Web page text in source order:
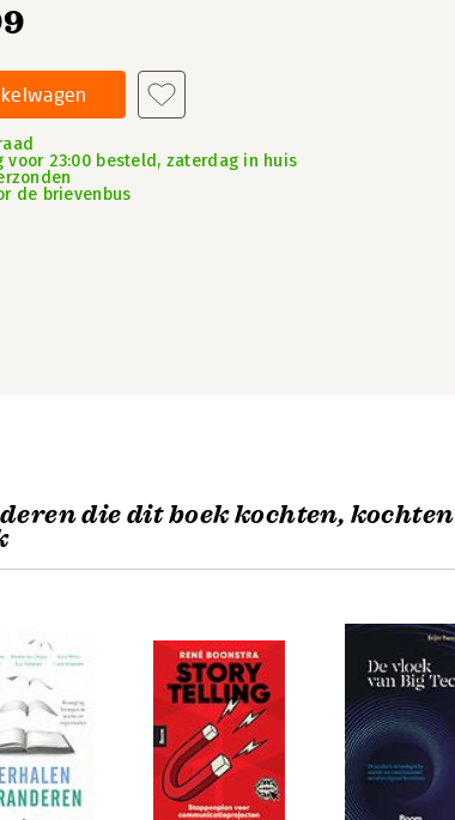
voor 23:00 besteld, zaterdag in huis
de brievenbus
die dit boek kochten, kochten